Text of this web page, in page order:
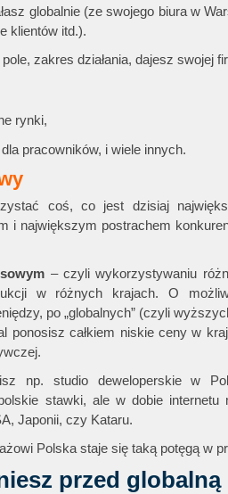
globalnie (ze swojego biura w
klientów itd.).
zakres działania, dajesz swojej
rynki,
pracowników, i wiele innych.
coś, co jest dzisiaj
i największym postrachem
– czyli wykorzystywaniu
w różnych krajach. O
po „globalnych” (czyli
ponosisz całkiem niskie ceny w
np. studio deweloperskie w
stawki, ale w dobie internetu
Japonii, czy Kataru.
Polska staje się taką potęgą w
przed